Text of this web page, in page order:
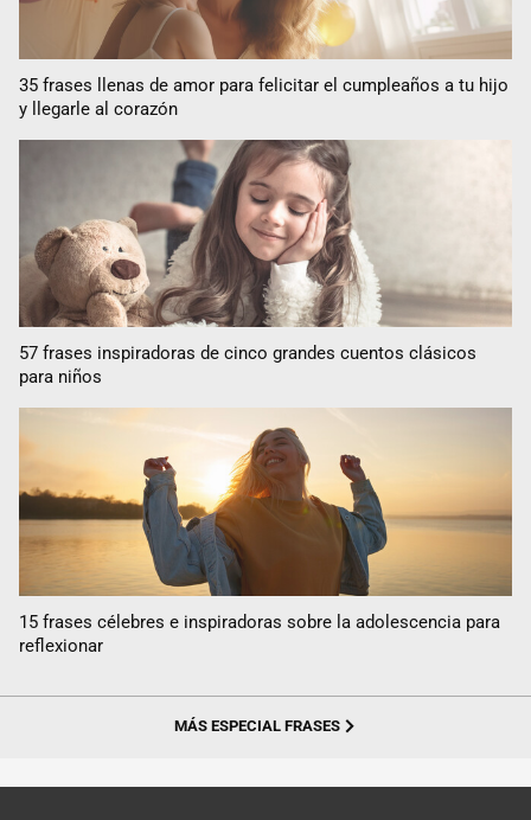
35 frases llenas de amor para felicitar el cumpleaños a tu hijo
y llegarle al corazón
57 frases inspiradoras de cinco grandes cuentos clásicos
para niños
15 frases célebres e inspiradoras sobre la adolescencia para
reflexionar
MÁS ESPECIAL FRASES